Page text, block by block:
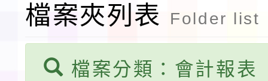
檔案夾列表 Folder list
檔案分類：會計報表